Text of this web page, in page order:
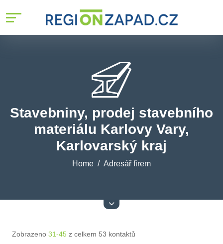
Stavebniny, prodej stavebního
materiálu Karlovy Vary,
Karlovarský kraj
Home Adresář firem
Zobrazeno 31-45 z celkem 53 kontaktů